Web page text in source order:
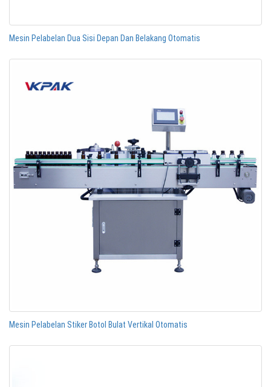
Mesin Pelabelan Dua Sisi Depan Dan Belakang Otomatis
Mesin Pelabelan Stiker Botol Bulat Vertikal Otomatis